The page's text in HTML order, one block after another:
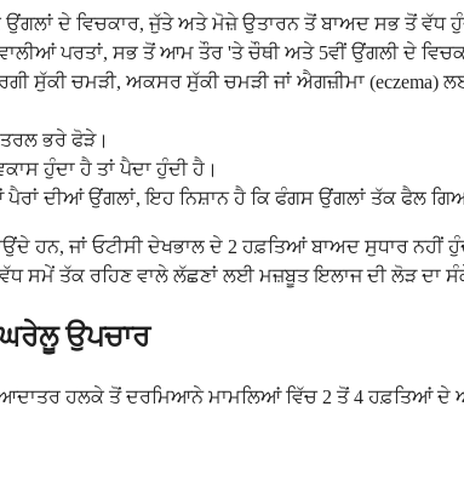
ਉਂਗਲਾਂ ਦੇ ਵਿਚਕਾਰ, ਜੁੱਤੇ ਅਤੇ ਮੋਜ਼ੇ ਉਤਾਰਨ ਤੋਂ ਬਾਅਦ ਸਭ ਤੋਂ ਵੱਧ
ਪਰਤਾਂ, ਸਭ ਤੋਂ ਆਮ ਤੌਰ 'ਤੇ ਚੌਥੀ ਅਤੇ 5ਵੀਂ ਉਂਗਲੀ ਦੇ
ਸੁੱਕੀ ਚਮੜੀ, ਅਕਸਰ ਸੁੱਕੀ ਚਮੜੀ ਜਾਂ ਐਗਜ਼ੀਮਾ (eczema)
ਭਰੇ ਫੋੜੇ।
ਹੁੰਦਾ ਹੈ ਤਾਂ ਪੈਦਾ ਹੁੰਦੀ ਹੈ।
ਦੀਆਂ ਉਂਗਲਾਂ, ਇਹ ਨਿਸ਼ਾਨ ਹੈ ਕਿ ਫੰਗਸ ਉਂਗਲਾਂ ਤੱਕ ਫੈਲ
ਜਾਂ ਓਟੀਸੀ ਦੇਖਭਾਲ ਦੇ 2 ਹਫ਼ਤਿਆਂ ਬਾਅਦ ਸੁਧਾਰ ਨਹੀਂ
ਸਮੇਂ ਤੱਕ ਰਹਿਣ ਵਾਲੇ ਲੱਛਣਾਂ ਲਈ ਮਜ਼ਬੂਤ ਇਲਾਜ ਦੀ ਲੋੜ ਦਾ
ਉਪਚਾਰ
ਹਲਕੇ ਤੋਂ ਦਰਮਿਆਨੇ ਮਾਮਲਿਆਂ ਵਿੱਚ 2 ਤੋਂ 4 ਹਫ਼ਤਿਆਂ